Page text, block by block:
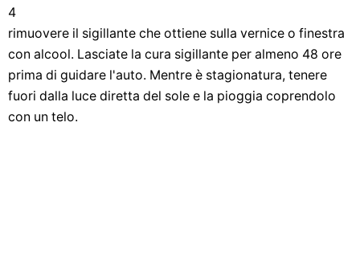
4
rimuovere il sigillante che ottiene sulla vernice o finestra
con alcool. Lasciate la cura sigillante per almeno 48 ore
prima di guidare l'auto. Mentre è stagionatura, tenere
fuori dalla luce diretta del sole e la pioggia coprendolo
con un telo.